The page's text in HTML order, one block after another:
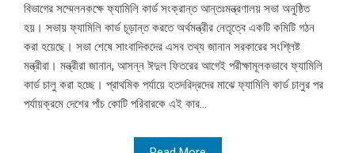
বিভাগের সম্মেলনকক্ষে ফ্যামিলি কার্ড সংক্রান্ত আন্তঃমন্ত্রণালয় সভা অনুষ্ঠিত
হয়। সভায় ফ্যামিলি কার্ড চূড়ান্ত করতে অর্থমন্ত্রীর নেতৃত্বে একটি কমিটি গঠন
করা হয়েছে। সভা শেষে সাংবাদিকদের এসব তথ্য জানান সরকারের সংশ্লিষ্ট
মন্ত্রীরা। মন্ত্রীরা জানান, আসন্ন ঈদুল ফিতরের আগেই পরীক্ষামূলকভাবে ফ্যামিলি
কার্ড চালু করা হচ্ছে। প্রাথমিক পর্যায়ে হতদরিদ্রদের মাঝে ফ্যামিলি কার্ড চালুর পর
পর্যায়ক্রমে দেশের পাঁচ কোটি পরিবারকে এই কার...